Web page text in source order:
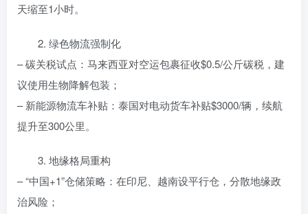
天缩至1小时。
2. 绿色物流强制化
– 碳关税试点：马来西亚对空运包裹征收$0.5/公斤碳税，建
议使用生物降解包装；
– 新能源物流车补贴：泰国对电动货车补贴$3000/辆，续航
提升至300公里。
3. 地缘格局重构
– “中国+1”仓储策略：在印尼、越南设平行仓，分散地缘政
治风险；